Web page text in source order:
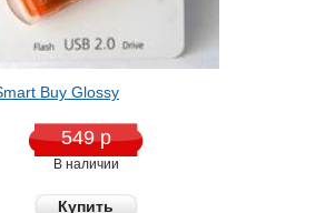
Buy Glossy
549 р
В наличии
Купить